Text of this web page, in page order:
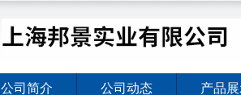
公司简介 公司动态 产品